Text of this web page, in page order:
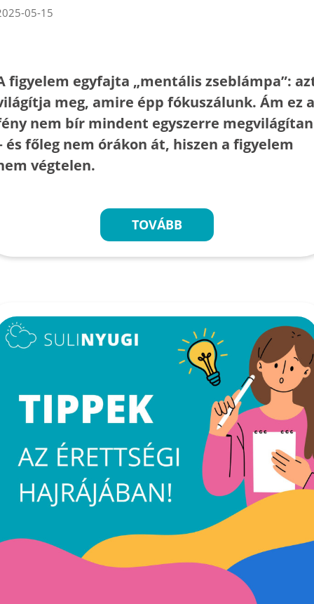
05-15
figyelem egyfajta „mentális zseblámpa”:
meg, amire épp fókuszálunk. Ám ez a
nem bír mindent egyszerre
és főleg nem órákon át, hiszen a figyelem
végtelen.
TOVÁBB